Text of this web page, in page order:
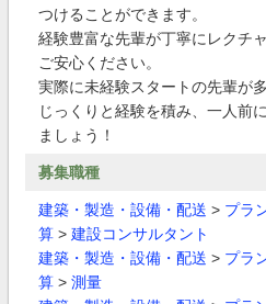
つけることができます。
経験豊富な先輩が丁寧にレクチ
ご安心ください。
実際に未経験スタートの先輩が
じっくりと経験を積み、一人前
ましょう！
募集職種
建築・製造・設備・配送 > プラ
算 > 建設コンサルタント
建築・製造・設備・配送 > プラ
算 > 測量